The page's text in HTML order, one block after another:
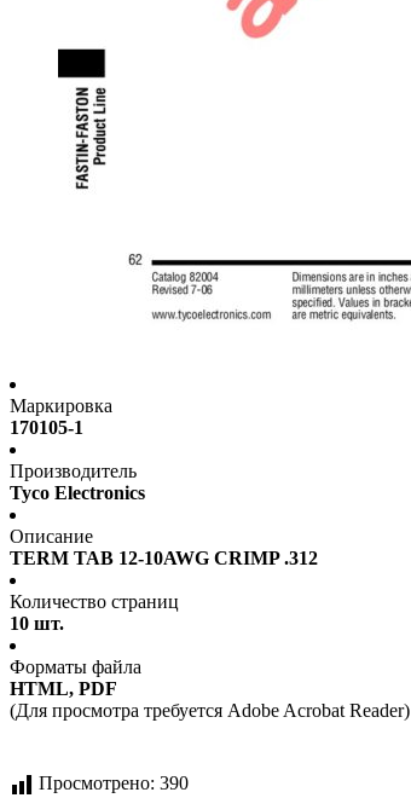
Маркировка
170105-1
Производитель
Tyco Electronics
Описание
TERM TAB 12-10AWG CRIMP .312
Количество страниц
10 шт.
Форматы файла
HTML, PDF
(Для просмотра требуется Adobe Acrobat Reader)
Просмотрено: 390